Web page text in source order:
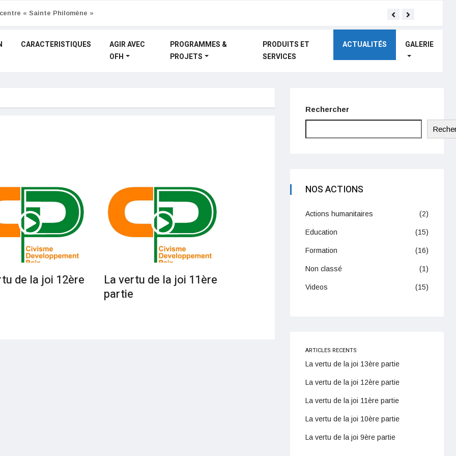
« Sainte Philomène »
CARACTERISTIQUES
AGIR AVEC
OFH
PROGRAMMES &
PROJETS
PRODUITS ET
SERVICES
ACTUALITÉS GALERIE
de la joi 12ère
La vertu de la joi 11ère
partie
Rechercher
NOS ACTIONS
Actions humanitaires (2)
Education (15)
Formation (16)
Non classé (1)
Videos (15)
ARTICLES RECENTS
La vertu de la joi 13ère partie
La vertu de la joi 12ère partie
La vertu de la joi 11ère partie
La vertu de la joi 10ère partie
La vertu de la joi 9ère partie